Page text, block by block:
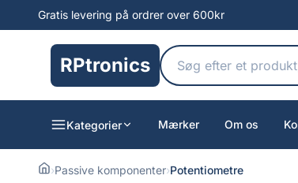
Gratis levering på ordrer over 600kr
RPtronics
Kategorier Mærker Om os
›Passive komponenter›Potentiometre